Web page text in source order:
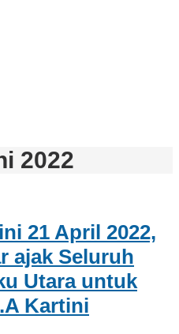
2022
21 April 2022,
ajak Seluruh
Utara untuk
Kartini